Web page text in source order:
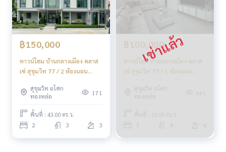
Youtube : HOME Real Estate Services
#HOMEREALESTATESERVICES
#รับฝากขาย #รับฝากขายบ้าน
#รับฝากขายคอนโด #รับฝากขายที่ดิน
#นายหน้าอสังหา #นายหน้ามืออาชีพ
฿150,000
ทาวน์โฮม บ้านกลางเมือง คลาส
เซ่ สุขุมวิท 77 / 2 ห้องนอน
Muang Classe Sukhumvit 77
/ 2 Bedrooms (FOR RENT)
GNG073
สุขุมวิท อโศก
ทองหล่อ
171
พื้นที่ : 43.00 ตร.ว.
2 3 3
฿100,000
ทาวน์โฮม บ้านกลางเมือง คลาส
เซ่ สุขุมวิท 77 / 3 ห้องนอน
(ขาย), Baan Klang Muang
Classe Sukhumvit 77 /
Townhome 3 Bedrooms
(FOR SALE) HL1632
สุขุมวิท อโศก
ทองหล่อ
661
พื้นที่ : 32.00 ตร.ว.
4 4